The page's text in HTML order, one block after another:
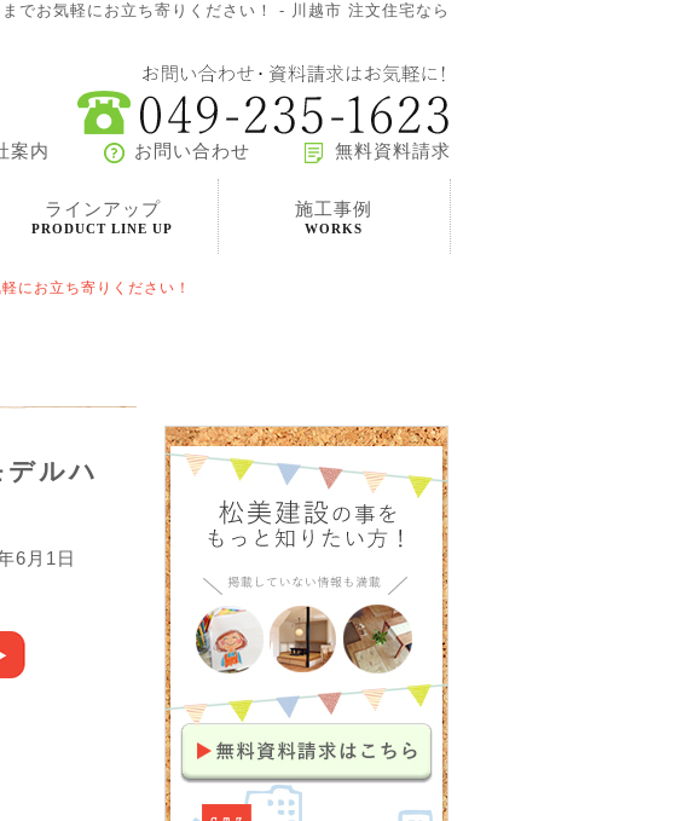
でお気軽にお立ち寄りください！ - 川越市 注文住宅なら
案内 お問い合わせ 無料資料請求
ラインアップ
PRODUCT LINE UP
施工事例
WORKS
にお立ち寄りください！
ルハ
6月1日